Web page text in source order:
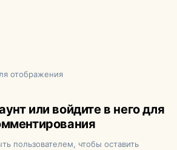
отображения
или войдите в него для
пользователем, чтобы оставить